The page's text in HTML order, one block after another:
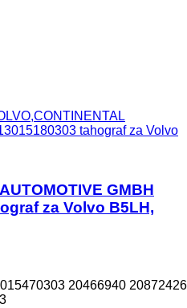
tahograf za Volvo
GMBH
za Volvo B5LH,
20466940 20872426